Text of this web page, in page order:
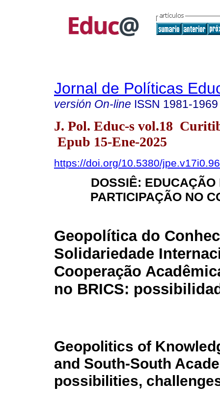
Jornal de Políticas
versión On-line ISSN 1981-1969
J. Pol. Educ-s vol.18
Epub 15-Ene-2025
https://doi.org/10.5380/
DOSSIÊ: EDUCAÇÃO
PARTICIPAÇÃO NO
Geopolítica do
Solidariedade
Cooperação
no BRICS:
Geopolitics of
and South-South
possibilities,